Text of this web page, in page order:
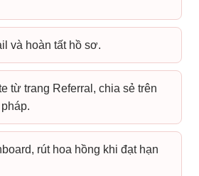
và hoàn tất hồ sơ.
từ trang Referral, chia sẻ trên
rút hoa hồng khi đạt hạn